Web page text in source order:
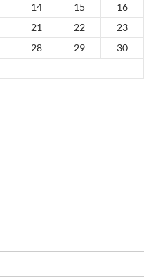
14 15
16
21 22
23
28 29
30